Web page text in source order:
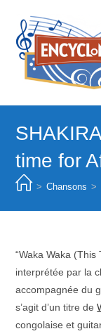
content
time for
> Chansons >
“Waka Waka
interprétée par la
accompagnée du
s’agit d’un titre de
congolaise et